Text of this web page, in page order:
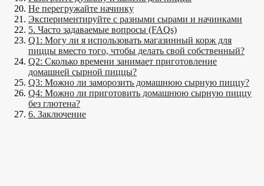
Не перегружайте начинку
Экспериментируйте с разными сырами и начинками
5. Часто задаваемые вопросы (FAQs)
Q1: Могу ли я использовать магазинный корж для
пиццы вместо того, чтобы делать свой собственный?
Q2: Сколько времени занимает приготовление
домашней сырной пиццы?
Q3: Можно ли заморозить домашнюю сырную пиццу?
Q4: Можно ли приготовить домашнюю сырную пиццу
без глютена?
6. Заключение